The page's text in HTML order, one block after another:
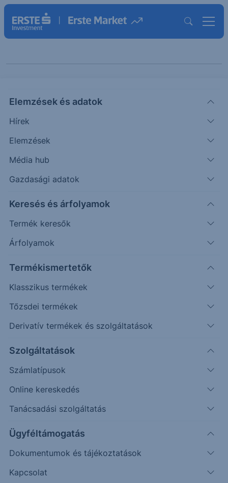
Elemzések és adatok
Hírek
Elemzések
Média hub
Gazdasági adatok
Keresés és árfolyamok
Termék keresők
Árfolyamok
Termékismertetők
Klasszikus termékek
Tőzsdei termékek
Derivatív termékek és szolgáltatások
Szolgáltatások
Számlatípusok
Online kereskedés
Tanácsadási szolgáltatás
Ügyféltámogatás
Dokumentumok és tájékoztatások
Kapcsolat
Témák szerint
Keresés
6999 találat cikkeink között
Rekordokat dönt Kína kereskedelmi
többlete
Kína exportja és importja ellenállt a júliusi szélsőséges
mesterséges intelligencia által...
2026. augusztus 7.